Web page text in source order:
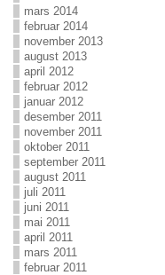
mars 2014
februar 2014
november 2013
august 2013
april 2012
februar 2012
januar 2012
desember 2011
november 2011
oktober 2011
september 2011
august 2011
juli 2011
juni 2011
mai 2011
april 2011
mars 2011
februar 2011